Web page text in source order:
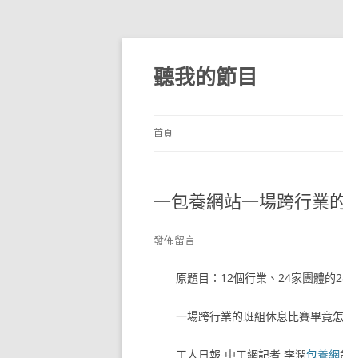
跳
主
要
內
聽我的節目
首頁
一包養網站一場跨行業
發佈留言
原題目：12個行業、24家團體的
一場跨行業的班組休息比賽畢竟
工人日報-中工網記者 李潤包養網